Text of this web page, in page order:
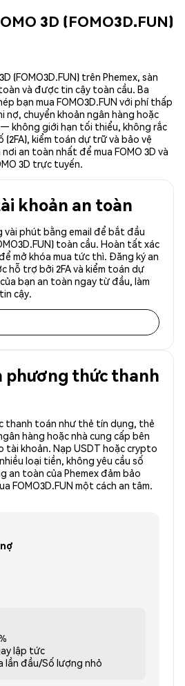
3D (FOMO3D.FUN)
(FOMO3D.FUN) trên Phemex, sàn
và được tin cậy toàn cầu. Ba
bạn mua FOMO3D.FUN với phí thấp
chuyển khoản ngân hàng hoặc
không giới hạn tối thiểu, không rắc
(2FA), kiểm toán dự trữ và bảo vệ
an toàn nhất để mua FOMO 3D và
3D trực tuyến.
khoản an toàn
vài phút bằng email để bắt đầu
toàn cầu. Hoàn tất xác
mở khóa mua tức thì. Đăng ký an
hỗ trợ bởi 2FA và kiểm toán dự
bạn an toàn ngay từ đầu, làm
cậy.
phương thức thanh
thanh toán như thẻ tín dụng, thẻ
hàng hoặc nhà cung cấp bên
tài khoản. Nạp USDT hoặc crypto
loại tiền, không yêu cầu số
an toàn của Phemex đảm bảo
FOMO3D.FUN một cách an tâm.
lập tức
lần đầu/Số lượng nhỏ